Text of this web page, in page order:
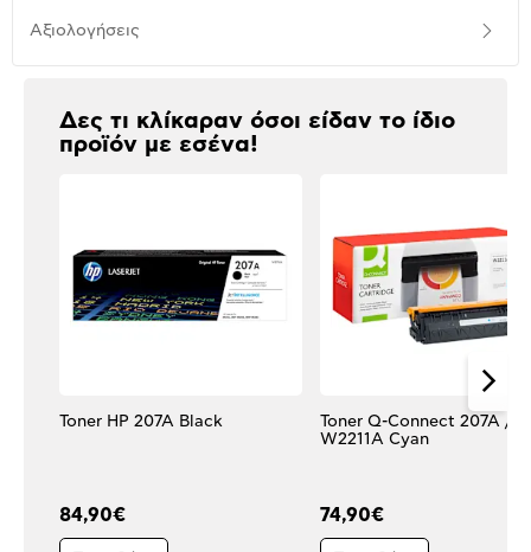
Αξιολογήσεις
Δες τι κλίκαραν όσοι είδαν το ίδιο
προϊόν με εσένα!
Toner HP 207A Black
84,90€
Toner Q-Connect 207A /
W2211A Cyan
74,90€